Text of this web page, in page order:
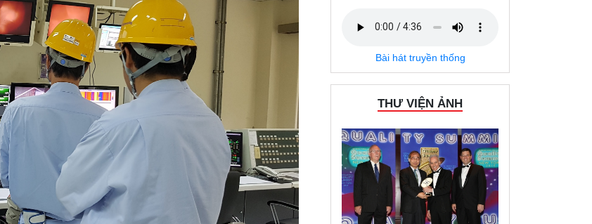
Bài hát truyền thống
THƯ VIỆN ẢNH